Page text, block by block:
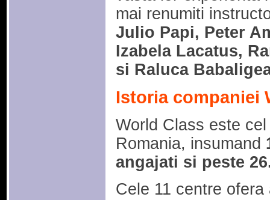
mai renumiti
Julio Papi, Peter
Izabela Lacatus,
si Raluca
Istoria companiei
World Class este
Romania, insumand
angajati si peste
Cele 11 centre